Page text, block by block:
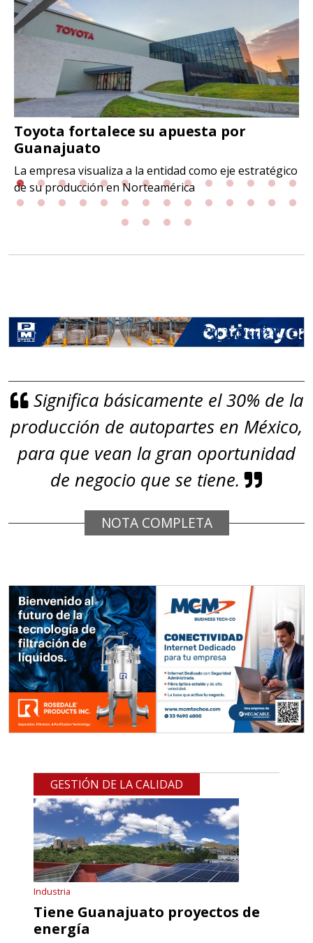
Toyota fortalece su apuesta por
Guanajuato
La empresa visualiza a la entidad como eje estratégico
de su producción en Norteamérica
Significa básicamente el 30% de la
producción de autopartes en México,
para que vean la gran oportunidad
de negocio que se tiene.
NOTA COMPLETA
GESTIÓN DE LA CALIDAD
Industria
Tiene Guanajuato proyectos de
energía